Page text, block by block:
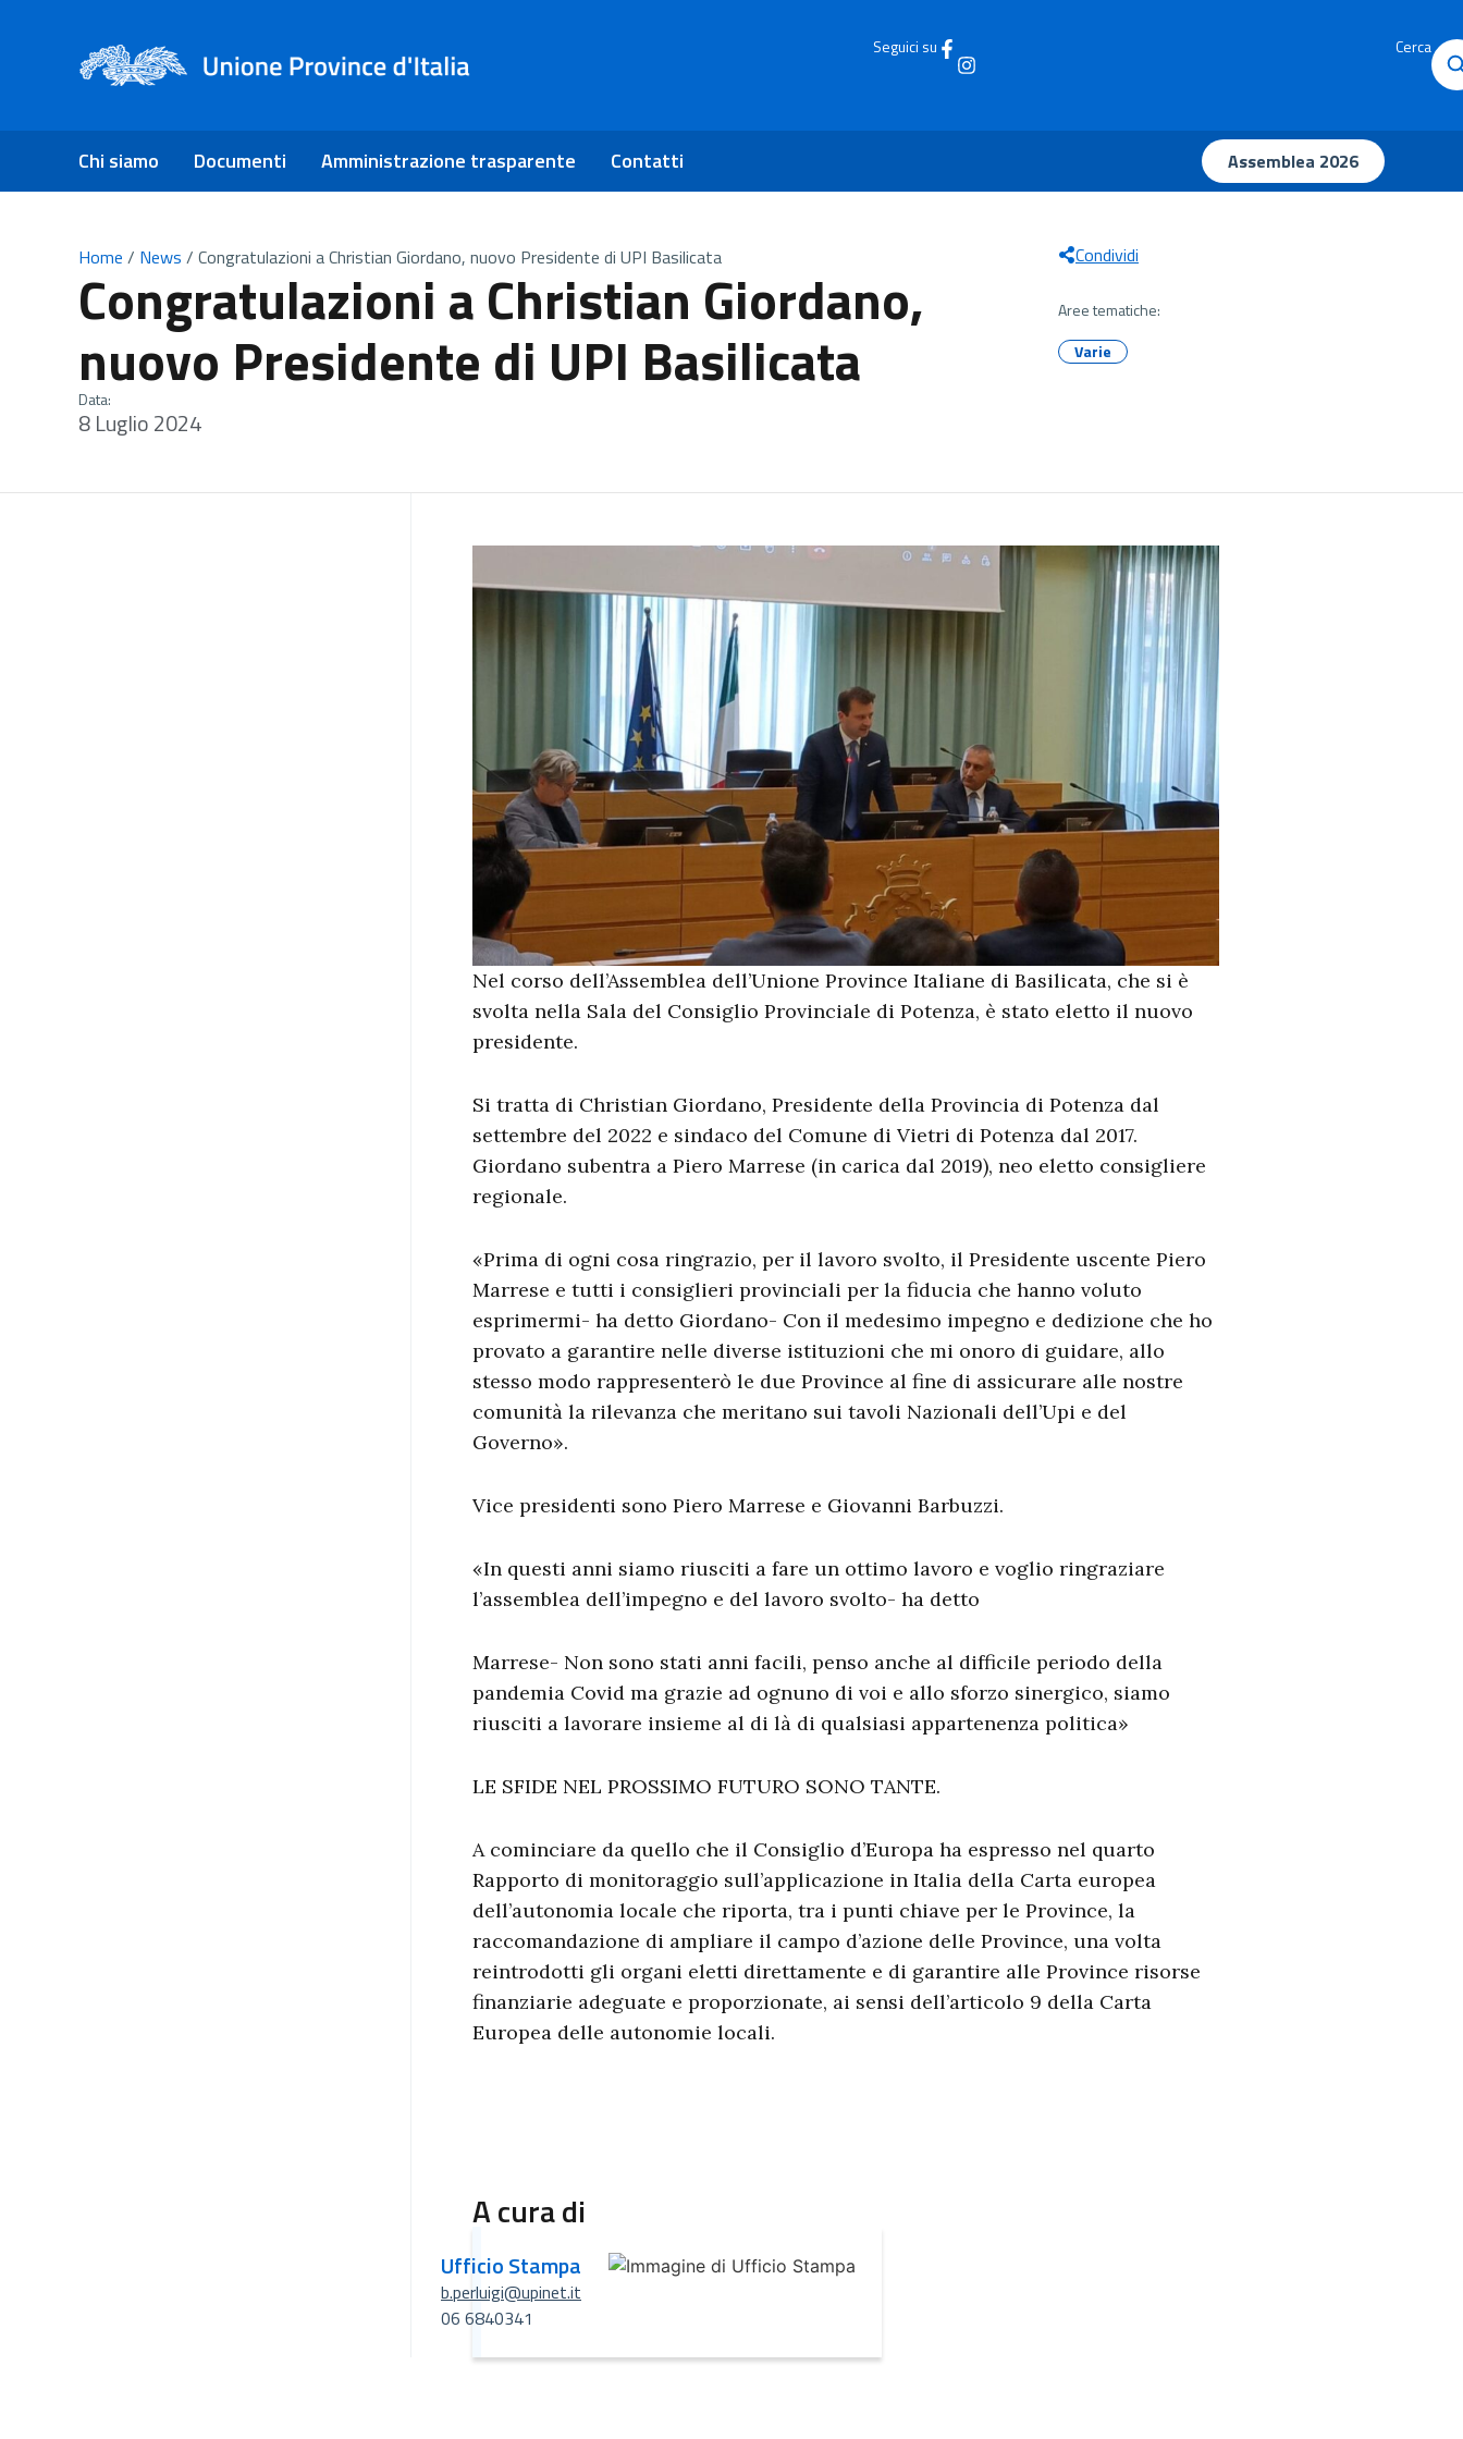
Seguici su Cerca
Chi siamo Documenti Amministrazione trasparente Contatti Assemblea 2026
Home / News / Congratulazioni a Christian Giordano, nuovo Presidente di UPI Basilicata
Congratulazioni a Christian Giordano,
nuovo Presidente di UPI Basilicata
Data:
8 Luglio 2024
Condividi
Aree tematiche:
Varie
Nel corso dell’Assemblea dell’Unione Province Italiane di Basilicata, che si è
svolta nella Sala del Consiglio Provinciale di Potenza, è stato eletto il nuovo
presidente.
Si tratta di Christian Giordano, Presidente della Provincia di Potenza dal
settembre del 2022 e sindaco del Comune di Vietri di Potenza dal 2017.
Giordano subentra a Piero Marrese (in carica dal 2019), neo eletto consigliere
regionale.
«Prima di ogni cosa ringrazio, per il lavoro svolto, il Presidente uscente Piero
Marrese e tutti i consiglieri provinciali per la fiducia che hanno voluto
esprimermi- ha detto Giordano- Con il medesimo impegno e dedizione che ho
provato a garantire nelle diverse istituzioni che mi onoro di guidare, allo
stesso modo rappresenterò le due Province al fine di assicurare alle nostre
comunità la rilevanza che meritano sui tavoli Nazionali dell’Upi e del
Governo».
Vice presidenti sono Piero Marrese e Giovanni Barbuzzi.
«In questi anni siamo riusciti a fare un ottimo lavoro e voglio ringraziare
l’assemblea dell’impegno e del lavoro svolto- ha detto
Marrese- Non sono stati anni facili, penso anche al difficile periodo della
pandemia Covid ma grazie ad ognuno di voi e allo sforzo sinergico, siamo
riusciti a lavorare insieme al di là di qualsiasi appartenenza politica»
LE SFIDE NEL PROSSIMO FUTURO SONO TANTE.
A cominciare da quello che il Consiglio d’Europa ha espresso nel quarto
Rapporto di monitoraggio sull’applicazione in Italia della Carta europea
dell’autonomia locale che riporta, tra i punti chiave per le Province, la
raccomandazione di ampliare il campo d’azione delle Province, una volta
reintrodotti gli organi eletti direttamente e di garantire alle Province risorse
finanziarie adeguate e proporzionate, ai sensi dell’articolo 9 della Carta
Europea delle autonomie locali.
A cura di
Ufficio Stampa
b.perluigi@upinet.it
06 6840341